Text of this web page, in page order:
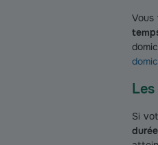
Vous
Si